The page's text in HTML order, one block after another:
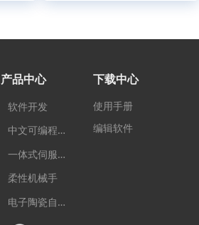
产品中心
软件开发
中
文可编程控制器
一
体式伺服电机
柔性机械手
电
子陶瓷自动化装备
下载中心
使用手册
编辑软件